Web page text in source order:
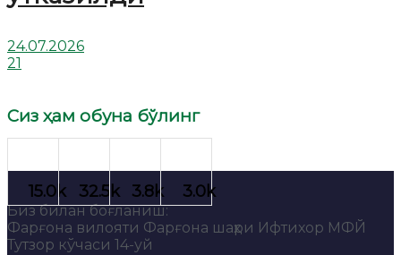
24.07.2026
21
Сиз ҳам обуна бўлинг
Биз билан боғланиш:
Фарғона вилояти Фарғона шаҳри Ифтихор МФЙ
Тутзор кўчаси 14-уй